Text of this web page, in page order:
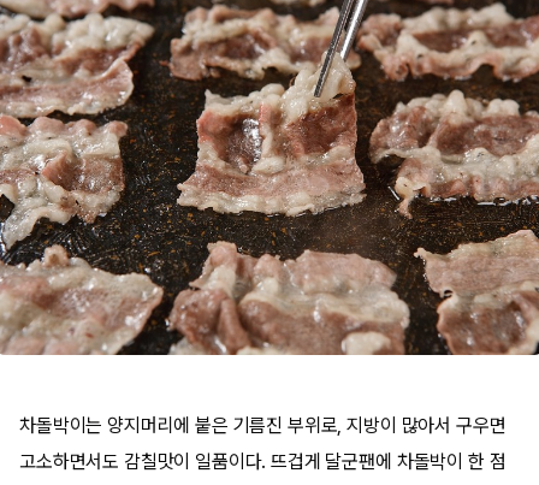
차돌박이는 양지머리에 붙은 기름진 부위로, 지방이 많아서 구우면
고소하면서도 감칠맛이 일품이다. 뜨겁게 달군팬에 차돌박이 한 점